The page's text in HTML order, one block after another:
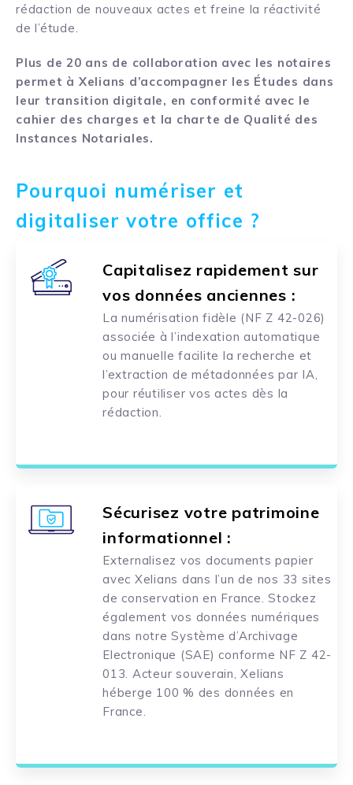
rédaction de nouveaux actes et freine la réactivité
de l’étude.
Plus de 20 ans de collaboration avec les notaires
permet à Xelians d’accompagner les Études dans
leur transition digitale, en conformité avec le
cahier des charges et la charte de Qualité des
Instances Notariales.
Pourquoi numériser et
digitaliser votre office ?
Capitalisez rapidement sur
vos données anciennes :
La numérisation fidèle (NF Z 42-026)
associée à l’indexation automatique
ou manuelle facilite la recherche et
l’extraction de métadonnées par IA,
pour réutiliser vos actes dès la
rédaction.
Sécurisez votre patrimoine
informationnel :
Externalisez vos documents papier
avec Xelians dans l’un de nos 33 sites
de conservation en France. Stockez
également vos données numériques
dans notre Système d’Archivage
Electronique (SAE) conforme NF Z 42-
013. Acteur souverain, Xelians
héberge 100 % des données en
France.